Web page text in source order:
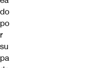
do
po
r
su
pa